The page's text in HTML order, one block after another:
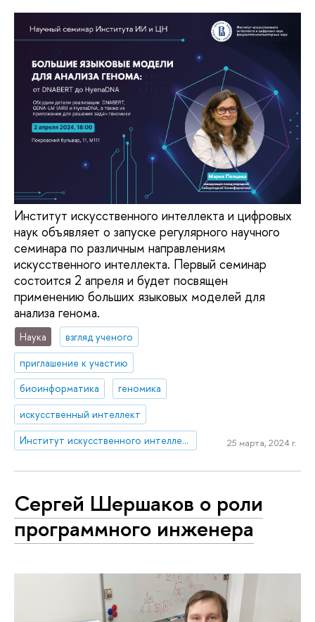
Институт искусственного интеллекта и цифровых
наук объявляет о запуске регулярного научного
семинара по различным направлениям
искусственного интеллекта. Первый семинар
состоится 2 апреля и будет посвящен
применению больших языковых моделей для
анализа генома.
Наука
взгляд ученого
приглашение к участию
биоинформатика
геномика
искусственный интеллект
Институт искусственного интеллекта и цифровых наук
25 марта, 2024 г.
Сергей Шершаков о роли
программного инженера